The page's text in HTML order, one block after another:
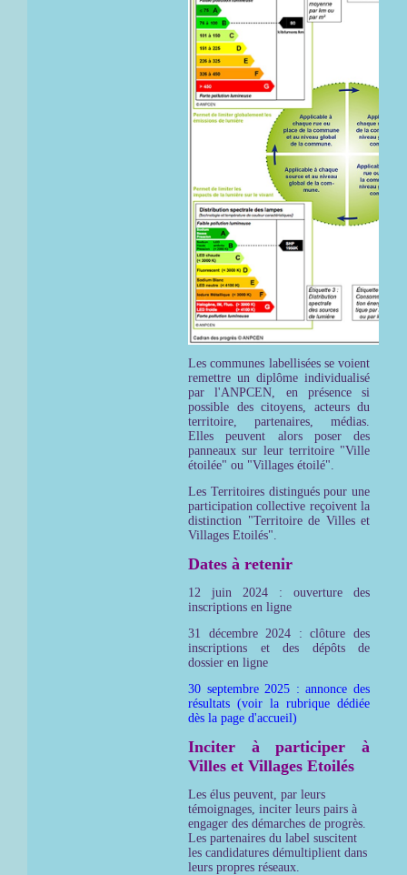
Les communes labellisées se voient
remettre un diplôme individualisé
par l'ANPCEN, en présence si
possible des citoyens, acteurs du
territoire, partenaires, médias.
Elles peuvent alors poser des
panneaux sur leur territoire "Ville
étoilée" ou "Villages étoilé".
Les Territoires distingués pour une
participation collective reçoivent la
distinction "Territoire de Villes et
Villages Etoilés".
Dates à retenir
12 juin 2024 : ouverture des
inscriptions en ligne
31 décembre 2024 : clôture des
inscriptions et des dépôts de
dossier en ligne
30 septembre 2025 : annonce des
résultats (voir la rubrique dédiée
dès la page d'accueil)
Inciter à participer à
Villes et Villages Etoilés
Les élus peuvent, par leurs
témoignages, inciter leurs pairs à
engager des démarches de progrès.
Les partenaires du label suscitent
les candidatures démultiplient dans
leurs propres réseaux.